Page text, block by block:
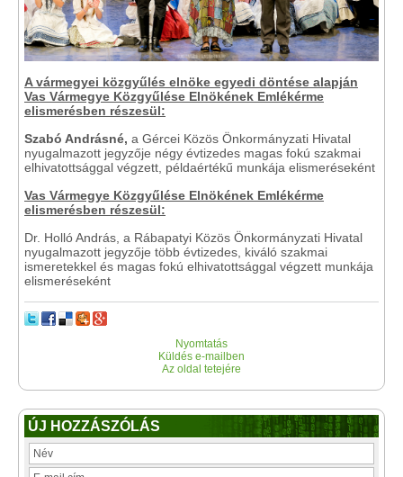
A vármegyei közgyűlés elnöke egyedi döntése alapján
Vas Vármegye Közgyűlése Elnökének Emlékérme
elismerésben részesül:
Szabó Andrásné, a Gércei Közös Önkormányzati Hivatal
nyugalmazott jegyzője négy évtizedes magas fokú szakmai
elhivatottsággal végzett, példaértékű munkája elismeréseként
Vas Vármegye Közgyűlése Elnökének Emlékérme
elismerésben részesül:
Dr. Holló András, a Rábapatyi Közös Önkormányzati Hivatal
nyugalmazott jegyzője több évtizedes, kiváló szakmai
ismeretekkel és magas fokú elhivatottsággal végzett munkája
elismeréseként
Nyomtatás
Küldés e-mailben
Az oldal tetejére
ÚJ HOZZÁSZÓLÁS